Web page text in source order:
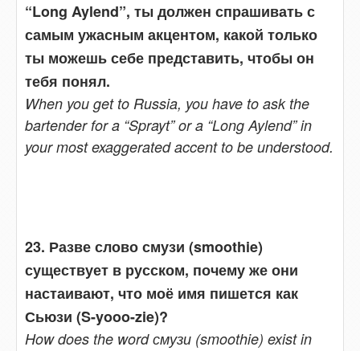
“Long Aylend”, ты должен спрашивать с
самым ужасным акцентом, какой только
ты можешь себе представить, чтобы он
тебя понял.
When you get to Russia, you have to ask the
bartender for a “Sprayt” or a “Long Aylend” in
your most exaggerated accent to be understood.
23. Разве слово смузи (smoothie)
существует в русском, почему же они
настаивают, что моё имя пишется как
Сьюзи (S-yooo-zie)?
How does the word смузи (smoothie) exist in